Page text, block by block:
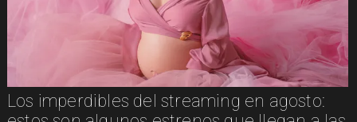
imperdibles del streaming en agosto: